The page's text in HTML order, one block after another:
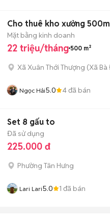
Cho thuê kho xưởng
Mặt bằng kinh doanh
22 triệu/tháng 500 m²
Xã Xuân Thới Thượng (Xã Bà
Ngọc Hải5.0 4đã bán
Set 8 gấu to
Đã sử dụng
225.000 đ
Phường Tân Hưng
Lari Lari5.0 1 đã bán